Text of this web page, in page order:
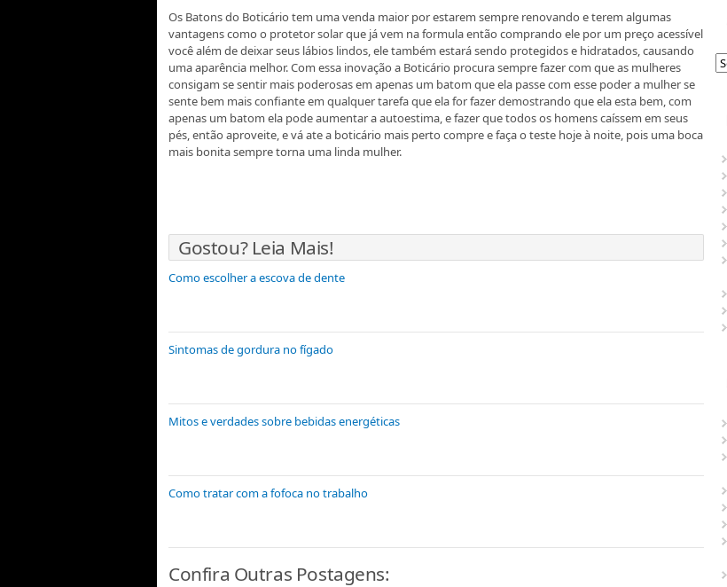
Os Batons do Boticário tem uma venda maior por estarem sempre renovando e terem algumas
vantagens como o protetor solar que já vem na formula então comprando ele por um preço acessível
você além de deixar seus lábios lindos, ele também estará sendo protegidos e hidratados, causando
uma aparência melhor. Com essa inovação a Boticário procura sempre fazer com que as mulheres
consigam se sentir mais poderosas em apenas um batom que ela passe com esse poder a mulher se
sente bem mais confiante em qualquer tarefa que ela for fazer demostrando que ela esta bem, com
apenas um batom ela pode aumentar a autoestima, e fazer que todos os homens caíssem em seus
pés, então aproveite, e vá ate a boticário mais perto compre e faça o teste hoje à noite, pois uma boca
mais bonita sempre torna uma linda mulher.
Gostou? Leia Mais!
Como escolher a escova de dente
Sintomas de gordura no fígado
Mitos e verdades sobre bebidas energéticas
Como tratar com a fofoca no trabalho
Confira Outras Postagens: